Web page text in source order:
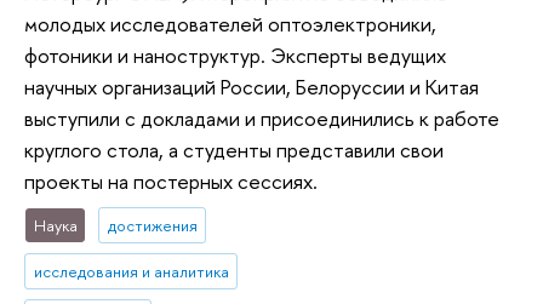
молодых исследователей оптоэлектроники,
фотоники и наноструктур. Эксперты ведущих
научных организаций России, Белоруссии и Китая
выступили с докладами и присоединились к работе
круглого стола, а студенты представили свои
проекты на постерных сессиях.
Наука достижения
исследования и аналитика